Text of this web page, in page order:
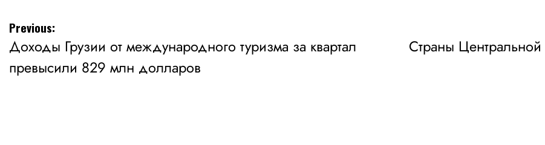
Навигация
по
записям
Previous:
Доходы Грузии от международного туризма за квартал
превысили 829 млн долларов
Страны Центральной